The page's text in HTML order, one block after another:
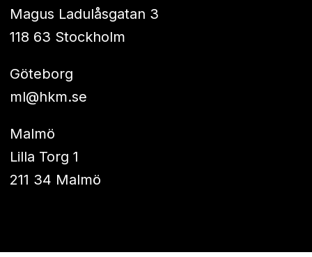
Magus Ladulåsgatan 3
118 63 Stockholm
Göteborg
ml@hkm.se
Malmö
Lilla Torg 1
211 34 Malmö